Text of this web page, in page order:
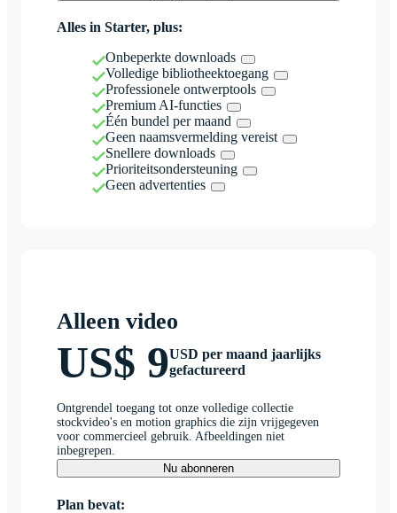
Alles in Starter, plus:
Onbeperkte downloads
Volledige bibliotheektoegang
Professionele ontwerptools
Premium AI-functies
Één bundel per maand
Geen naamsvermelding vereist
Snellere downloads
Prioriteitsondersteuning
Geen advertenties
Alleen video
US$ 9USD per maand jaarlijks
gefactureerd
Ontgrendel toegang tot onze volledige collectie
stockvideo's en motion graphics die zijn vrijgegeven
voor commercieel gebruik. Afbeeldingen niet
inbegrepen.
Nu abonneren
Plan bevat: